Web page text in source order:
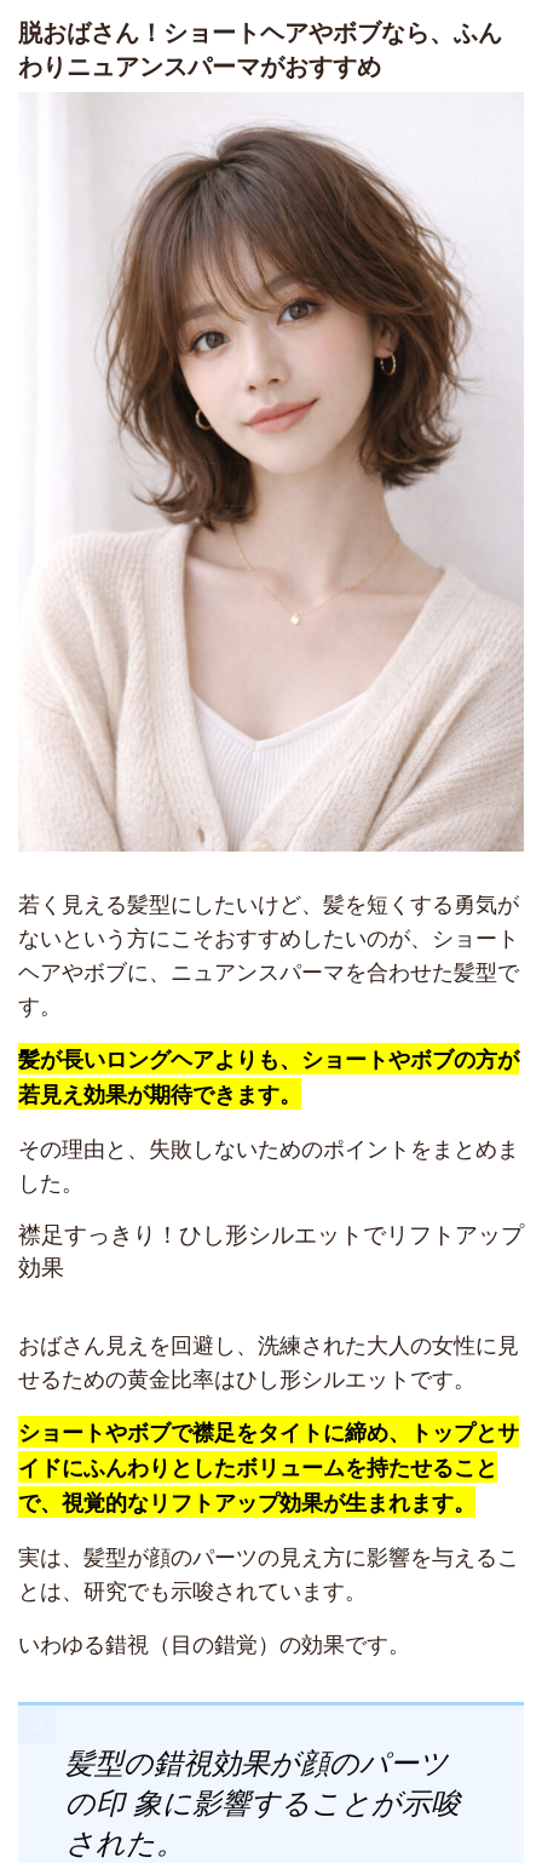
脱おばさん！ショートヘアやボブなら、ふん
わりニュアンスパーマがおすすめ
若く見える髪型にしたいけど、髪を短くする勇気が
ないという方にこそおすすめしたいのが、ショート
ヘアやボブに、ニュアンスパーマを合わせた髪型で
す。
髪が長いロングヘアよりも、ショートやボブの方が
若見え効果が期待できます。
その理由と、失敗しないためのポイントをまとめま
した。
襟足すっきり！ひし形シルエットでリフトアップ
効果
おばさん見えを回避し、洗練された大人の女性に見
せるための黄金比率はひし形シルエットです。
ショートやボブで襟足をタイトに締め、トップとサ
イドにふんわりとしたボリュームを持たせること
で、視覚的なリフトアップ効果が生まれます。
実は、髪型が顔のパーツの見え方に影響を与えるこ
とは、研究でも示唆されています。
いわゆる錯視（目の錯覚）の効果です。
髪型の錯視効果が顔のパーツ
の印 象に影響することが示唆
された。